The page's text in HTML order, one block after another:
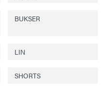
BUKSER
LIN
SHORTS